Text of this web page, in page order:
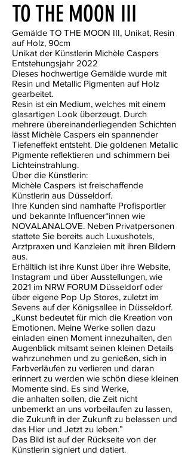
TO THE MOON III
Gemälde TO THE MOON III, Unikat, Resin
auf Holz, 90cm
Unikat der Künstlerin Michèle Caspers
Entstehungsjahr 2022
Dieses hochwertige Gemälde wurde mit
Resin und Metallic Pigmenten auf Holz
gearbeitet.
Resin ist ein Medium, welches mit einem
glasartigen Look überzeugt. Durch
mehrere übereinanderliegenden Schichten
lässt Michèle Caspers ein spannender
Tiefeneffekt entsteht. Die goldenen Metallic
Pigmente reflektieren und schimmern bei
Lichteinstrahlung.
Über die Künstlerin:
Michèle Caspers ist freischaffende
Künstlerin aus Düsseldorf.
Ihre Kunden sind namhafte Profisportler
und bekannte Influencer*innen wie
NOVALANALOVE. Neben Privatpersonen
stattete Sie bereits auch Luxushotels,
Arztpraxen und Kanzleien mit ihren Bildern
aus.
Erhältlich ist ihre Kunst über ihre Website,
Instagram und über Ausstellungen, wie
2021 im NRW FORUM Düsseldorf oder
über eigene Pop Up Stores, zuletzt im
Sevens auf der Königsallee in Düsseldorf.
„Kunst bedeutet für mich die Kreation von
Emotionen. Meine Werke sollen dazu
einladen einen Moment innezuhalten, den
Augenblick mitsamt seinen kleinen Details
wahrzunehmen und zu genießen, sich in
Farbverläufen zu verlieren und daran
erinnert zu werden wie schön diese kleinen
Momente sind. Es sind Werke,
die anhalten sollen, die Zeit nicht
unbemerkt an uns vorbeilaufen zu lassen,
die Zukunft in der Zukunft zu belassen und
das Hier und Jetzt zu leben.”
Das Bild ist auf der Rückseite von der
Künstlerin signiert und datiert.